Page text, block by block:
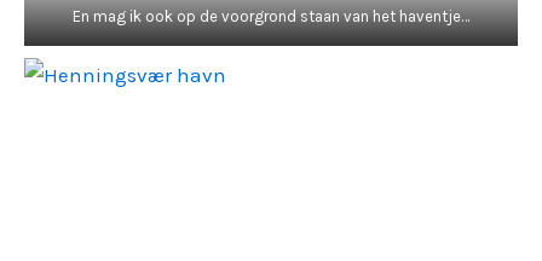
En mag ik ook op de voorgrond staan van het haventje…